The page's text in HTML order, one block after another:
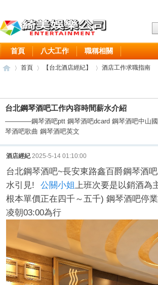
首頁 八大工作
職稱相關
工作職缺
綺
美
»
首頁
›
【台北酒店經紀】
›
酒店工作求職指南
台北鋼琴酒吧工作內容時間薪水介紹
————鋼琴酒吧ptt 鋼琴酒吧dcard 鋼琴酒吧中山國
琴酒吧歌曲 鋼琴酒吧英文
酒店經紀 2025-5-14 01:10:00
台北鋼琴酒吧~長安東路鑫百爵鋼琴酒
水引見!
公關小姐上班次要是以銷酒為
根本單價正在四千～五千) 鋼琴酒吧停
凌朝03:00為行